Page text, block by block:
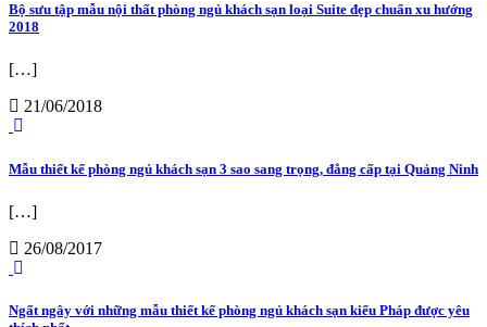
Bộ sưu tập mẫu nội thất phòng ngủ khách sạn loại Suite đẹp chuẩn xu hướng
2018
[…]
21/06/2018
Mẫu thiết kế phòng ngủ khách sạn 3 sao sang trọng, đẳng cấp tại Quảng Ninh
[…]
26/08/2017
Ngất ngây với những mẫu thiết kế phòng ngủ khách sạn kiểu Pháp được yêu